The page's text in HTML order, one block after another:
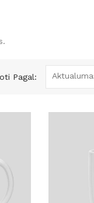
Pagal: